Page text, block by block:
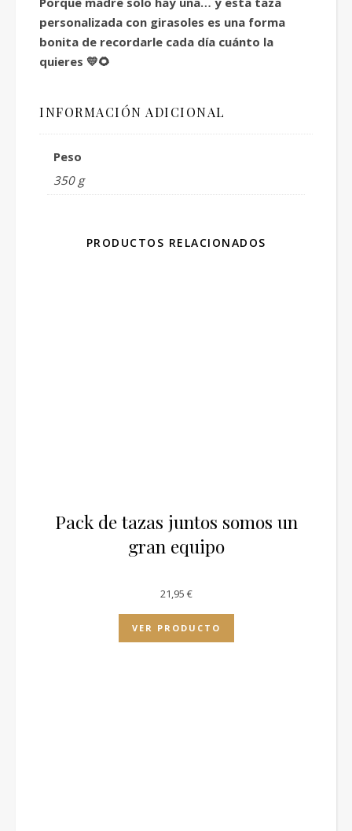
personalizada con girasoles es una forma
bonita de recordarle cada día cuánto la
quieres 💛🌻
INFORMACIÓN ADICIONAL
Peso
350 g
PRODUCTOS RELACIONADOS
Pack de tazas juntos somos un
gran equipo
21,95 €
VER PRODUCTO